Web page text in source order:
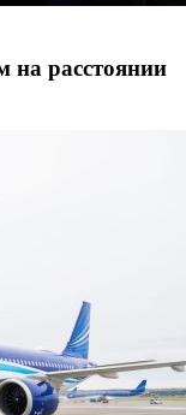
на расстоянии